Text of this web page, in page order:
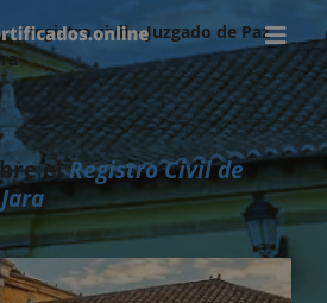
Registro civil – Juzgado de Paz
elRegistro Civil de